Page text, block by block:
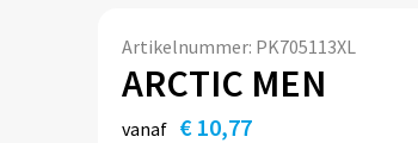
Artikelnummer: PK705113XL
ARCTIC MEN
vanaf € 10,77